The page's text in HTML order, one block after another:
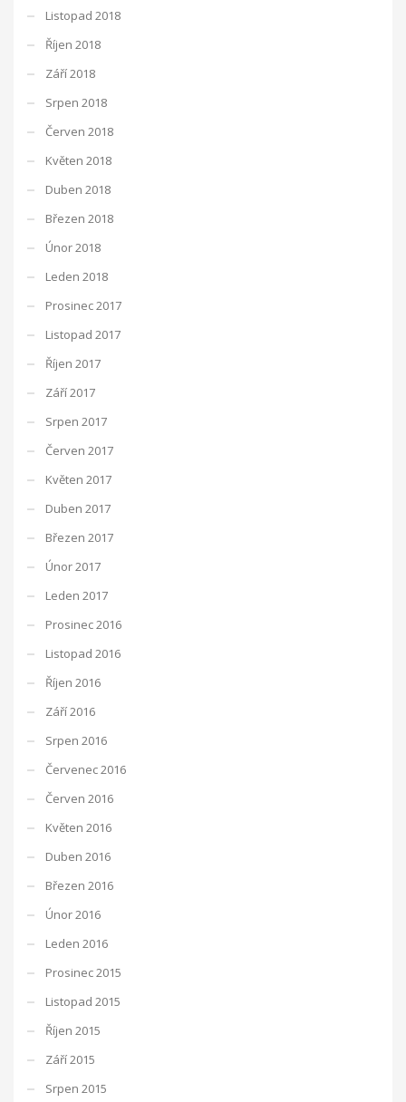
Listopad 2018
Říjen 2018
Září 2018
Srpen 2018
Červen 2018
Květen 2018
Duben 2018
Březen 2018
Únor 2018
Leden 2018
Prosinec 2017
Listopad 2017
Říjen 2017
Září 2017
Srpen 2017
Červen 2017
Květen 2017
Duben 2017
Březen 2017
Únor 2017
Leden 2017
Prosinec 2016
Listopad 2016
Říjen 2016
Září 2016
Srpen 2016
Červenec 2016
Červen 2016
Květen 2016
Duben 2016
Březen 2016
Únor 2016
Leden 2016
Prosinec 2015
Listopad 2015
Říjen 2015
Září 2015
Srpen 2015